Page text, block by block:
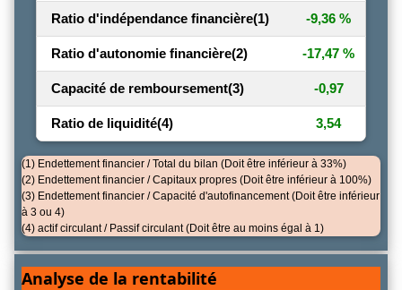
Ratio d'indépendance financière(1) -9,36 %
Ratio d'autonomie financière(2) -17,47 %
Capacité de remboursement(3) -0,97
Ratio de liquidité(4) 3,54
(1) Endettement financier / Total du bilan (Doit être inférieur à 33%)
(2) Endettement financier / Capitaux propres (Doit être inférieur à 100%)
(3) Endettement financier / Capacité d'autofinancement (Doit être inférieur
à 3 ou 4)
(4) actif circulant / Passif circulant (Doit être au moins égal à 1)
Analyse de la rentabilité